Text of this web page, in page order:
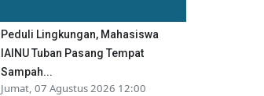
Peduli Lingkungan, Mahasiswa
IAINU Tuban Pasang Tempat
Sampah...
Jumat, 07 Agustus 2026 12:00